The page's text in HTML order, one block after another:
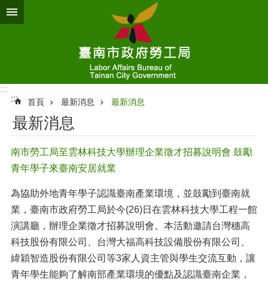
跳到主要內容區塊
:::
:::
首頁 最新消息 最新消息
最新消息
南市勞工局至雲林科技大學辦理企業徵才招募說明會 鼓勵
青年學子來臺南安居就業
為協助外地青年學子認識臺南產業環境，並鼓勵到臺南就
業，臺南市政府勞工局於今(26)日在雲林科技大學工程一館
演講廳，辦理企業徵才招募說明會。本活動邀請台灣穗高
科技股份有限公司、台灣大福高科技設備股份有限公司、
緯穎智造股份有限公司等3家人資主管與學生交流互動，讓
青年學生能夠了解南部產業環境的優點及認識臺南企業，